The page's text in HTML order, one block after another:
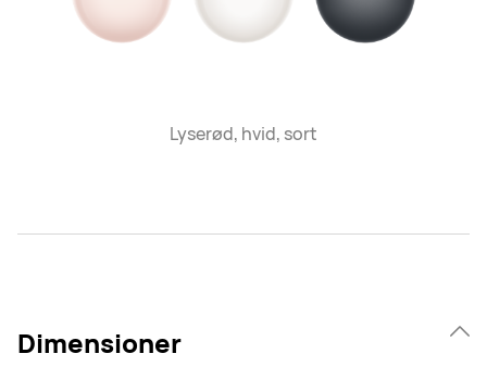
Lyserød, hvid, sort
Dimensioner